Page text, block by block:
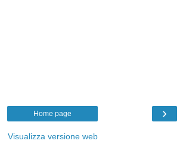
›
Home page
Visualizza versione web